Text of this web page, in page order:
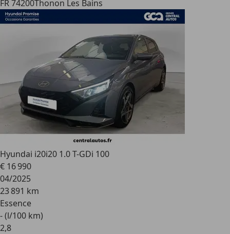
FR 74200Thonon Les Bains
Hyundai i20i20 1.0 T-GDi 100
€ 16 990
04/2025
23 891 km
Essence
- (l/100 km)
2,8